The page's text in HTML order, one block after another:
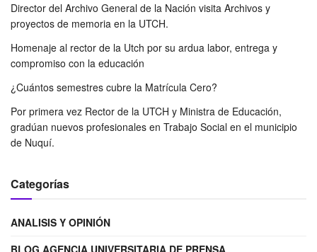
Director del Archivo General de la Nación visita Archivos y
proyectos de memoria en la UTCH.
Homenaje al rector de la Utch por su ardua labor, entrega y
compromiso con la educación
¿Cuántos semestres cubre la Matrícula Cero?
Por primera vez Rector de la UTCH y Ministra de Educación,
gradúan nuevos profesionales en Trabajo Social en el municipio
de Nuquí.
Categorías
ANALISIS Y OPINIÓN